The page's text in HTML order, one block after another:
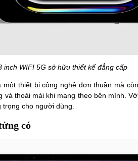
inch WIFI 5G sở hữu thiết kế đẳng cấp
một thiết bị công nghệ đơn thuần mà
thoải mái khi mang theo bên mình.
cho người dùng.
có